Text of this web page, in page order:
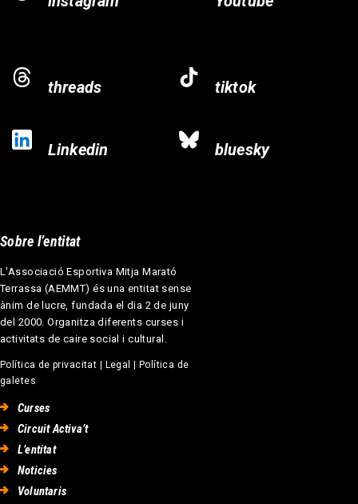
threads tiktok
Linkedin bluesky
Sobre l’entitat
L'Associació Esportiva Mitja Marató
Terrassa (AEMMT) és una entitat sense
ànim de lucre, fundada el dia 2 de juny
del 2000. Organitza diferents curses i
activitats de caire social i cultural.
Política de privacitat Legal
Política de
galetes
Curses
Circuit Activa’t
L’entitat
Noticies
Voluntaris